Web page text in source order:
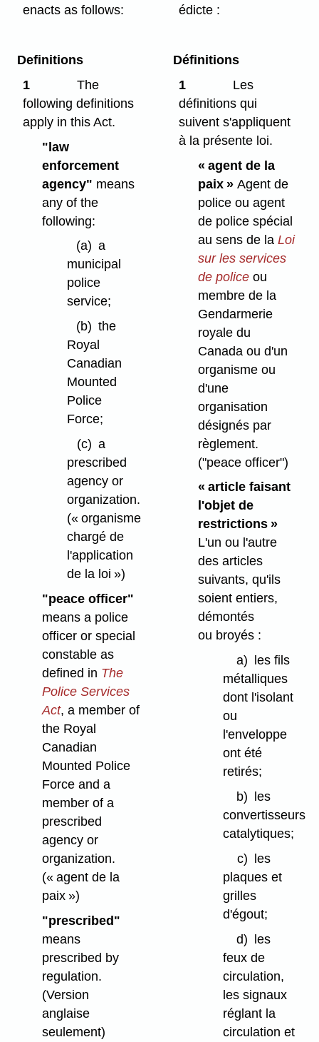
enacts as follows:
édicte :
Definitions
1
The
following definitions
apply in this Act.
"law
enforcement
agency" means
any of the
following:
(a) a
municipal
police
service;
(b) the
Royal
Canadian
Mounted
Police
Force;
(c) a
prescribed
agency or
organization.
(« organisme
chargé de
l'application
de la loi »)
"peace officer"
means a police
officer or special
constable as
defined in The
Police Services
Act, a member of
the Royal
Canadian
Mounted Police
Force and a
member of a
prescribed
agency or
organization.
(« agent de la
paix »)
"prescribed"
means
prescribed by
regulation.
(Version
anglaise
seulement)
Définitions
1
Les
définitions qui
suivent s'appliquent
à la présente loi.
« agent de la
paix » Agent de
police ou agent
de police spécial
au sens de la Loi
sur les services
de police ou
membre de la
Gendarmerie
royale du
Canada ou d'un
organisme ou
d'une
organisation
désignés par
règlement.
("peace officer")
« article faisant
l'objet de
restrictions »
L'un ou l'autre
des articles
suivants, qu'ils
soient entiers,
démontés
ou broyés :
a)
les fils
métalliques
dont l'isolant
ou
l'enveloppe
ont été
retirés;
b) les
convertisseurs
catalytiques;
c) les
plaques et
grilles
d'égout;
d) les
feux de
circulation,
les signaux
réglant la
circulation et